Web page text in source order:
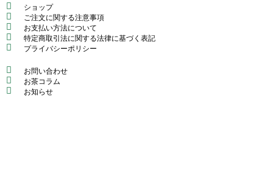
ショップ
ご注文に関する注意事項
お支払い方法について
特定商取引法に関する法律に基づく表記
プライバシーポリシー
お問い合わせ
お茶コラム
お知らせ